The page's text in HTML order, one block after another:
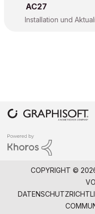
AC27
Installation und
COPYRIGHT ©